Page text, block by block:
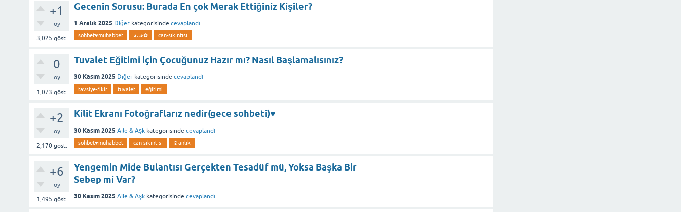
+1
oy
3,025 göst.
Gecenin Sorusu: Burada En çok Merak Ettiğiniz Kişiler?
1 Aralık 2025 Diğer kategorisinde cevaplandı
sohbet♥️muhabbet ◕ᴗ◕✿ can-sıkıntısı
0
oy
1,073 göst.
Tuvalet Eğitimi İçin Çocuğunuz Hazır mı? Nasıl Başlamalısınız?
30 Kasım 2025 Diğer kategorisinde cevaplandı
tavsiye-fikir tuvalet eğitimi
+2
oy
2,170göst.
Kilit Ekranı Fotoğraflarız nedir(gece sohbeti)♥️
30 Kasım 2025 Aile & Aşk kategorisinde cevaplandı
sohbet♥️muhabbet can-sıkıntısı ☺anlık
+6
oy
1,495 göst.
Yengemin Mide Bulantısı Gerçekten Tesadüf mü, Yoksa Başka Bir
Sebep mi Var?
30 Kasım 2025 Aile & Aşk kategorisinde cevaplandı